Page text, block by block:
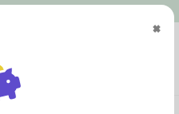
×